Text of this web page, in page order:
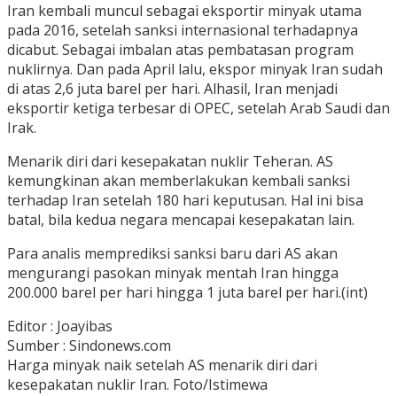
Iran kembali muncul sebagai eksportir minyak utama
pada 2016, setelah sanksi internasional terhadapnya
dicabut. Sebagai imbalan atas pembatasan program
nuklirnya. Dan pada April lalu, ekspor minyak Iran sudah
di atas 2,6 juta barel per hari. Alhasil, Iran menjadi
eksportir ketiga terbesar di OPEC, setelah Arab Saudi dan
Irak.
Menarik diri dari kesepakatan nuklir Teheran. AS
kemungkinan akan memberlakukan kembali sanksi
terhadap Iran setelah 180 hari keputusan. Hal ini bisa
batal, bila kedua negara mencapai kesepakatan lain.
Para analis memprediksi sanksi baru dari AS akan
mengurangi pasokan minyak mentah Iran hingga
200.000 barel per hari hingga 1 juta barel per hari.(int)
Editor : Joayibas
Sumber : Sindonews.com
Harga minyak naik setelah AS menarik diri dari
kesepakatan nuklir Iran. Foto/Istimewa